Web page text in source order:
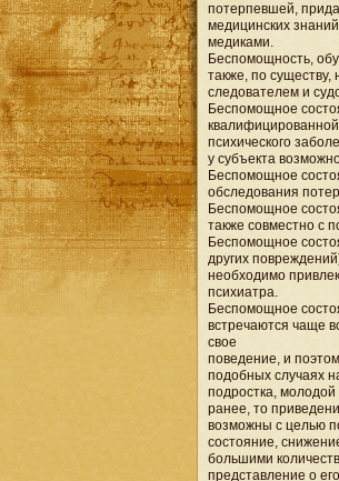
потерпевшей,
медицинских
медиками.
Беспомощность,
также, по
следователем и
Беспомощное
психического
у субъекта
Беспомощное
обследования
Беспомощное
также совместно с
Беспомощное
других
необходимо
психиатра.
Беспомощное
встречаются чаще
свое
поведение, и
подобных случаях
подростка,
ранее, то
возможны с целью
состояние,
большими
представление о